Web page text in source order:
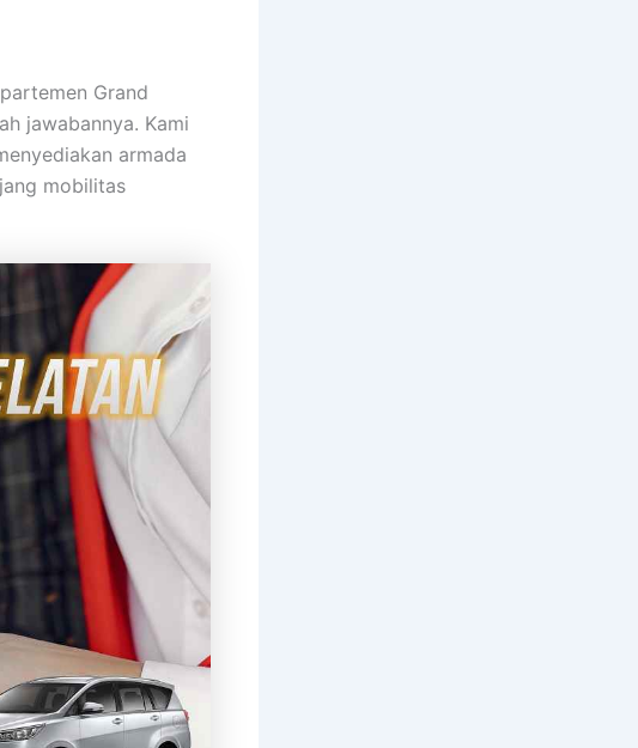
Grand
jawabannya. Kami
armada
mobilitas